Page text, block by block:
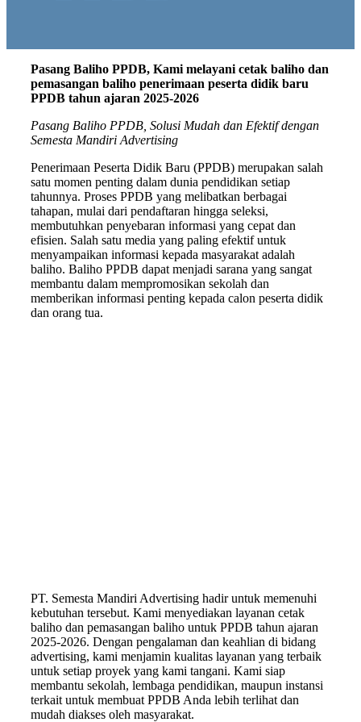
Pasang Baliho PPDB, Kami melayani cetak baliho dan
pemasangan baliho penerimaan peserta didik baru
PPDB tahun ajaran 2025-2026
Pasang Baliho PPDB, Solusi Mudah dan Efektif dengan
Semesta Mandiri Advertising
Penerimaan Peserta Didik Baru (PPDB) merupakan salah
satu momen penting dalam dunia pendidikan setiap
tahunnya. Proses PPDB yang melibatkan berbagai
tahapan, mulai dari pendaftaran hingga seleksi,
membutuhkan penyebaran informasi yang cepat dan
efisien. Salah satu media yang paling efektif untuk
menyampaikan informasi kepada masyarakat adalah
baliho. Baliho PPDB dapat menjadi sarana yang sangat
membantu dalam mempromosikan sekolah dan
memberikan informasi penting kepada calon peserta didik
dan orang tua.
PT. Semesta Mandiri Advertising hadir untuk memenuhi
kebutuhan tersebut. Kami menyediakan layanan cetak
baliho dan pemasangan baliho untuk PPDB tahun ajaran
2025-2026. Dengan pengalaman dan keahlian di bidang
advertising, kami menjamin kualitas layanan yang terbaik
untuk setiap proyek yang kami tangani. Kami siap
membantu sekolah, lembaga pendidikan, maupun instansi
terkait untuk membuat PPDB Anda lebih terlihat dan
mudah diakses oleh masyarakat.